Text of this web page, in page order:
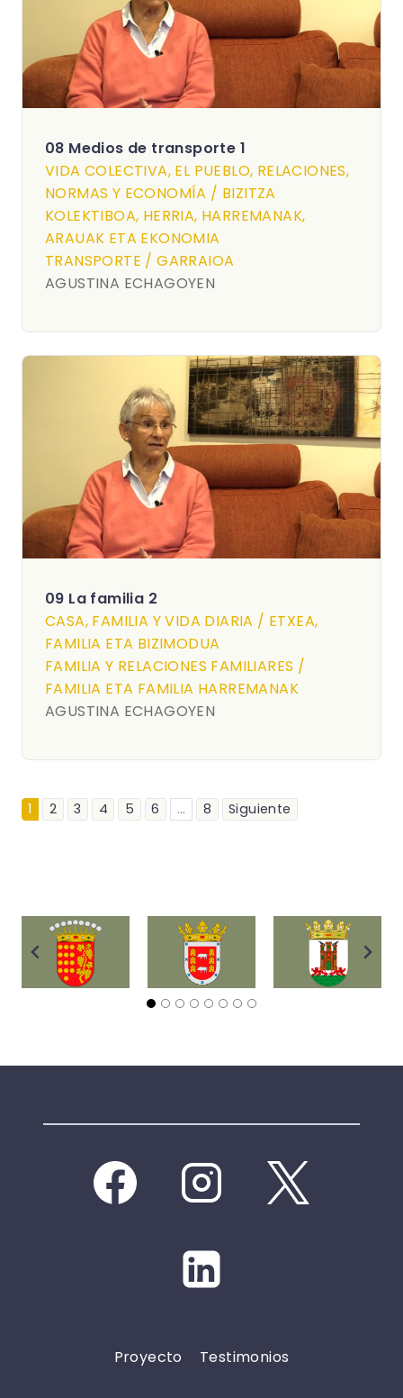
08 Medios de transporte 1
VIDA COLECTIVA, EL PUEBLO, RELACIONES,
NORMAS Y ECONOMÍA / BIZITZA
KOLEKTIBOA, HERRIA, HARREMANAK,
ARAUAK ETA EKONOMIA
TRANSPORTE / GARRAIOA
AGUSTINA ECHAGOYEN
09 La familia 2
CASA, FAMILIA Y VIDA DIARIA / ETXEA,
FAMILIA ETA BIZIMODUA
FAMILIA Y RELACIONES FAMILIARES /
FAMILIA ETA FAMILIA HARREMANAK
AGUSTINA ECHAGOYEN
1 2 3 4 5 6 ... 8 Siguiente
Proyecto Testimonios